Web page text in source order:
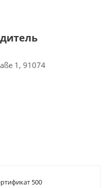
1, 91074
500